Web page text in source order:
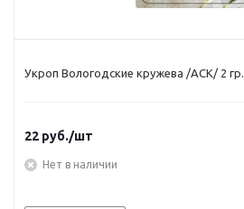
Укроп Вологодские кружева /АСК/ 2 гр.
22 руб./шт
Нет в наличии